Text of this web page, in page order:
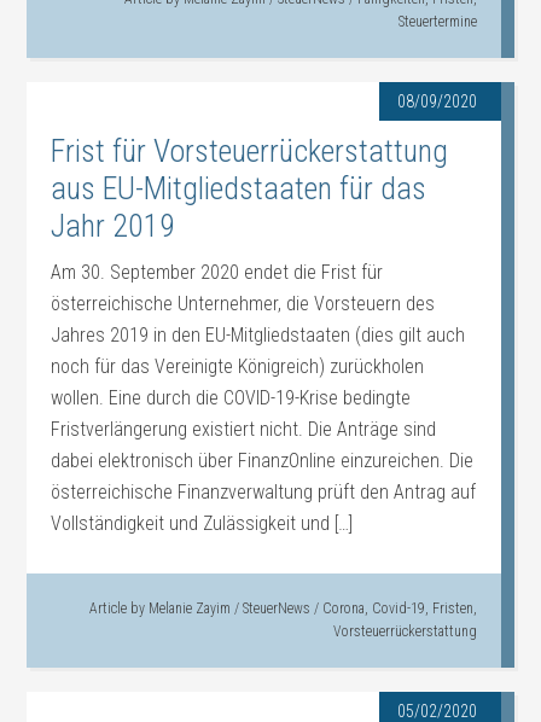
Steuertermine
08/09/2020
Frist für Vorsteuerrückerstattung
aus EU-Mitgliedstaaten für das
Jahr 2019
Am 30. September 2020 endet die Frist für
österreichische Unternehmer, die Vorsteuern des
Jahres 2019 in den EU-Mitgliedstaaten (dies gilt auch
noch für das Vereinigte Königreich) zurückholen
wollen. Eine durch die COVID-19-Krise bedingte
Fristverlängerung existiert nicht. Die Anträge sind
dabei elektronisch über FinanzOnline einzureichen. Die
österreichische Finanzverwaltung prüft den Antrag auf
Vollständigkeit und Zulässigkeit und […]
Article by Melanie Zayim / SteuerNews / Corona, Covid-19, Fristen,
Vorsteuerrückerstattung
05/02/2020